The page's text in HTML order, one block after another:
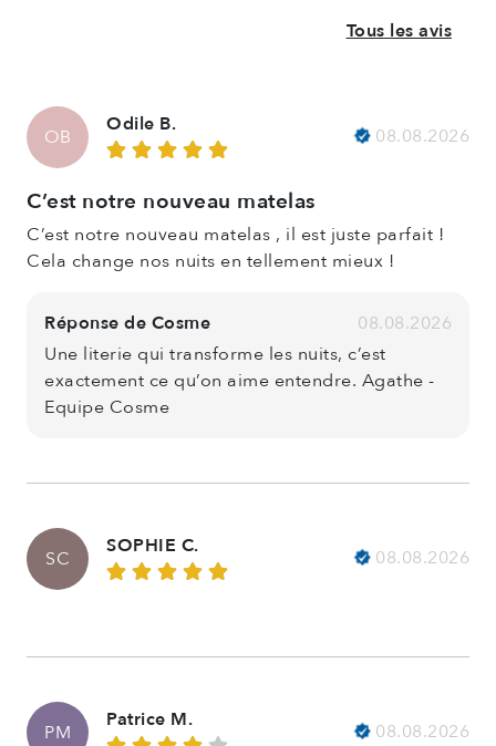
Tous les avis
OB
Odile B.
08.08.2026
C’est notre nouveau matelas
C’est notre nouveau matelas , il est juste parfait !
Cela change nos nuits en tellement mieux !
Réponse de Cosme
08.08.2026
Une literie qui transforme les nuits, c’est
exactement ce qu’on aime entendre. Agathe -
Equipe Cosme
SC
SOPHIE C.
08.08.2026
PM
Patrice M.
08.08.2026